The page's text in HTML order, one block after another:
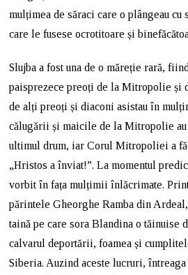
mulțimea de săraci care o plângeau cu
care le fusese ocrotitoare și
Slujba a fost una de o măreție rară,
paisprezece preoți de la Mitropolie și
de alți preoți și diaconi asistau în
călugării și maicile de la Mitropolie au
ultimul drum, iar Corul Mitropoliei a
„Hristos a înviat!”. La momentul
vorbit în fața mulțimii înlăcrimate.
părintele Gheorghe Ramba din
taină pe care sora Blandina o tăinuise
calvarul deportării, foamea și
Siberia. Auzind aceste lucruri,